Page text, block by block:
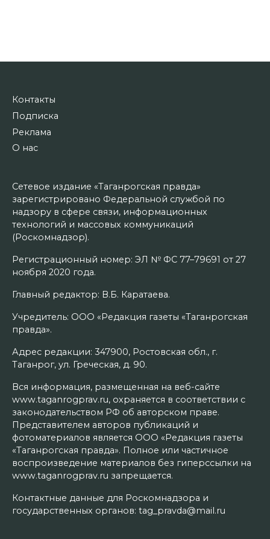
Контакты
Подписка
Реклама
О нас
Сетевое издание «Таганрогская правда»
зарегистрировано Федеральной службой по
надзору в сфере связи, информационных
технологий и массовых коммуникаций
(Роскомнадзор).
Регистрационный номер: ЭЛ № ФС 77–79691 от 27
ноября 2020 года.
Главный редактор: В.Б. Каратаева.
Учредитель: ООО «Редакция газеты «Таганрогская
правда».
Адрес редакции: 347900, Ростовская обл., г.
Таганрог, ул. Греческая, д. 90.
Вся информация, размещенная на веб-сайте
www.taganrogprav.ru, охраняется в соответствии с
законодательством РФ об авторском праве.
Представителем авторов публикаций и
фотоматериалов является ООО «Редакция газеты
«Таганрогская правда». Полное или частичное
воспроизведение материалов без гиперссылки на
www.taganrogprav.ru запрещается.
Контактные данные для Роскомнадзора и
государственных органов: tag_pravda@mail.ru